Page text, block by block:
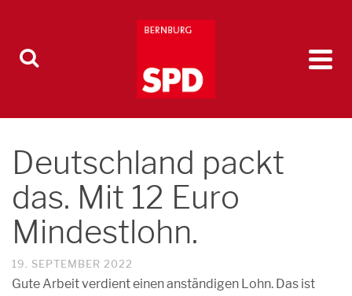
Deutschland packt
das. Mit 12 Euro
Mindestlohn.
19. SEPTEMBER 2022
Gute Arbeit verdient einen anständigen Lohn. Das ist